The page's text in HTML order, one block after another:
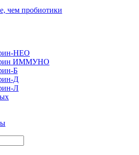
чем пробиотики
НЕО
ИММУНО
Б
Д
Л